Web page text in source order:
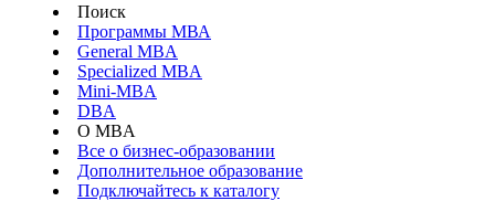
Поиск
Программы МВА
General MBA
Specialized MBA
Mini-MBA
DBA
О MBA
Все о бизнес-образовании
Дополнительное образование
Подключайтесь к каталогу